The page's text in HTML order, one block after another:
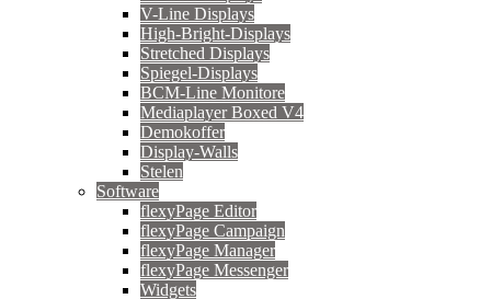
V-Line Displays
High-Bright-Displays
Stretched Displays
Spiegel-Displays
BCM-Line Monitore
Mediaplayer Boxed V4
Demokoffer
Display-Walls
Stelen
Software
flexyPage Editor
flexyPage Campaign
flexyPage Manager
flexyPage Messenger
Widgets